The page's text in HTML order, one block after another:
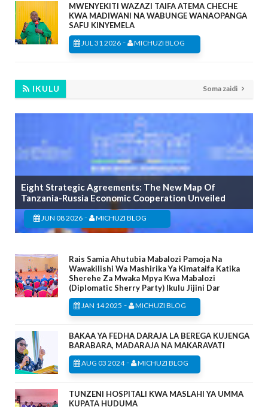
MWENYEKITI WAZAZI TAIFA ATEMA CHECHE
KWA MADIWANI NA WABUNGE WANAOPANGA
SAFU KINYEMELA
JUL 31 2026 - MICHUZI BLOG
IKULU Soma zaidi
Eight Strategic Agreements: The New Map Of
Tanzania-Russia Economic Cooperation Unveiled
JUN 08 2026 - MICHUZI BLOG
Rais Samia Ahutubia Mabalozi Pamoja Na
Wawakilishi Wa Mashirika Ya Kimataifa Katika
Sherehe Za Mwaka Mpya Kwa Mabalozi
(Diplomatic Sherry Party) Ikulu Jijini Dar
JAN 14 2025 - MICHUZI BLOG
BAKAA YA FEDHA DARAJA LA BEREGA KUJENGA
BARABARA, MADARAJA NA MAKARAVATI
AUG 03 2024- MICHUZI BLOG
TUNZENI HOSPITALI KWA MASLAHI YA UMMA
KUPATA HUDUMA